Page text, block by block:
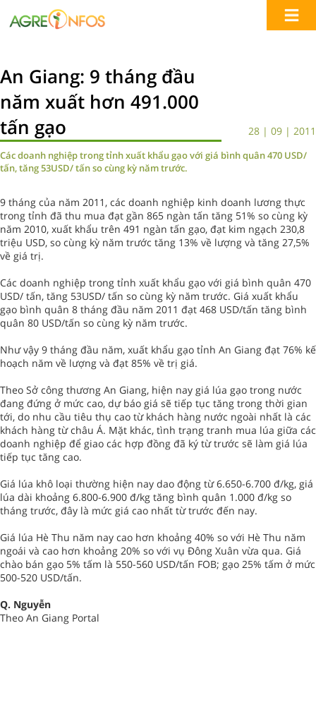
An Giang: 9 tháng đầu
năm xuất hơn 491.000
tấn gạo
28 | 09 | 2011
Các doanh nghiệp trong tỉnh xuất khẩu gạo với giá bình quân 470 USD/
tấn, tăng 53USD/ tấn so cùng kỳ năm trước.
9 tháng của năm 2011, các doanh nghiệp kinh doanh lương thực
trong tỉnh đã thu mua đạt gần 865 ngàn tấn tăng 51% so cùng kỳ
năm 2010, xuất khẩu trên 491 ngàn tấn gạo, đạt kim ngạch 230,8
triệu USD, so cùng kỳ năm trước tăng 13% về lượng và tăng 27,5%
về giá trị.
Các doanh nghiệp trong tỉnh xuất khẩu gạo với giá bình quân 470
USD/ tấn, tăng 53USD/ tấn so cùng kỳ năm trước. Giá xuất khẩu
gạo bình quân 8 tháng đầu năm 2011 đạt 468 USD/tấn tăng bình
quân 80 USD/tấn so cùng kỳ năm trước.
Như vậy 9 tháng đầu năm, xuất khẩu gạo tỉnh An Giang đạt 76% kế
hoạch năm về lượng và đạt 85% về trị giá.
Theo Sở công thương An Giang, hiện nay giá lúa gạo trong nước
đang đứng ở mức cao, dự báo giá sẽ tiếp tục tăng trong thời gian
tới, do nhu cầu tiêu thụ cao từ khách hàng nước ngoài nhất là các
khách hàng từ châu Á. Mặt khác, tình trạng tranh mua lúa giữa các
doanh nghiệp để giao các hợp đồng đã ký từ trước sẽ làm giá lúa
tiếp tục tăng cao.
Giá lúa khô loại thường hiện nay dao động từ 6.650-6.700 đ/kg, giá
lúa dài khoảng 6.800-6.900 đ/kg tăng bình quân 1.000 đ/kg so
tháng trước, đây là mức giá cao nhất từ trước đến nay.
Giá lúa Hè Thu năm nay cao hơn khoảng 40% so với Hè Thu năm
ngoái và cao hơn khoảng 20% so với vụ Đông Xuân vừa qua. Giá
chào bán gạo 5% tấm là 550-560 USD/tấn FOB; gạo 25% tấm ở mức
500-520 USD/tấn.
Q. Nguyễn
Theo An Giang Portal